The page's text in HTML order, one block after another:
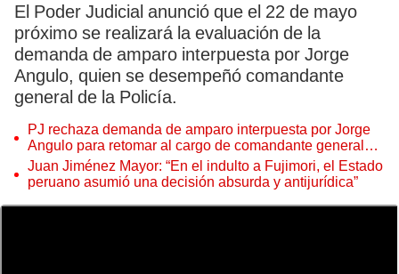
El Poder Judicial anunció que el 22 de mayo
próximo se realizará la evaluación de la
demanda de amparo interpuesta por Jorge
Angulo, quien se desempeñó comandante
general de la Policía.
PJ rechaza demanda de amparo interpuesta por Jorge
Angulo para retomar al cargo de comandante general
PNP
Juan Jiménez Mayor: “En el indulto a Fujimori, el Estado
peruano asumió una decisión absurda y antijurídica”